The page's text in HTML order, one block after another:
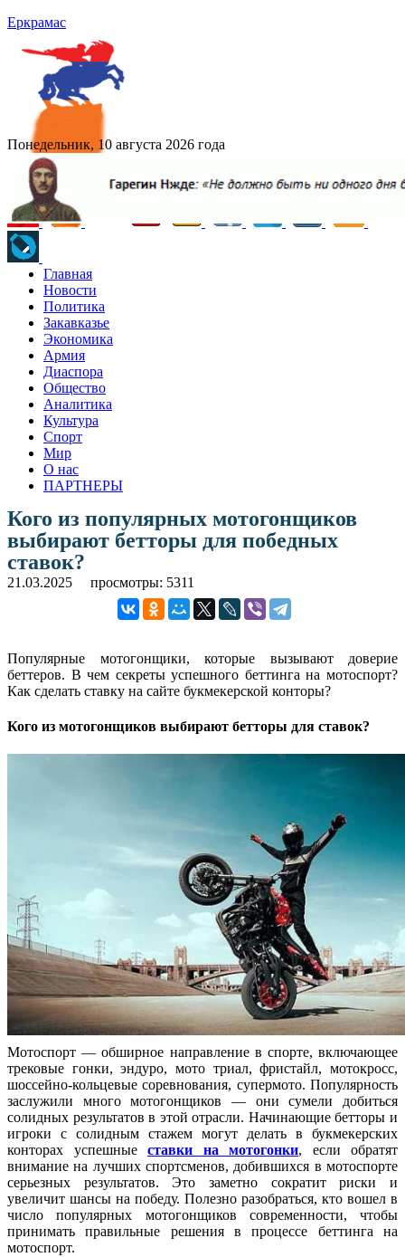
Еркрамас
Понедельник, 10 августа 2026 года
Главная
Новости
Политика
Закавказье
Экономика
Армия
Диаспора
Общество
Аналитика
Культура
Спорт
Мир
О нас
ПАРТНЕРЫ
Кого из популярных мотогонщиков
выбирают бетторы для победных
ставок?
21.03.2025 просмотры: 5311
Популярные мотогонщики, которые вызывают доверие
беттеров. В чем секреты успешного беттинга на мотоспорт?
Как сделать ставку на сайте букмекерской конторы?
Кого из мотогонщиков выбирают бетторы для ставок?
Мотоспорт — обширное направление в спорте, включающее
трековые гонки, эндуро, мото триал, фристайл, мотокросс,
шоссейно-кольцевые соревнования, супермото. Популярность
заслужили много мотогонщиков — они сумели добиться
солидных результатов в этой отрасли. Начинающие бетторы и
игроки с солидным стажем могут делать в букмекерских
конторах успешные ставки на мотогонки, если обратят
внимание на лучших спортсменов, добившихся в мотоспорте
серьезных результатов. Это заметно сократит риски и
увеличит шансы на победу. Полезно разобраться, кто вошел в
число популярных мотогонщиков современности, чтобы
принимать правильные решения в процессе беттинга на
мотоспорт.